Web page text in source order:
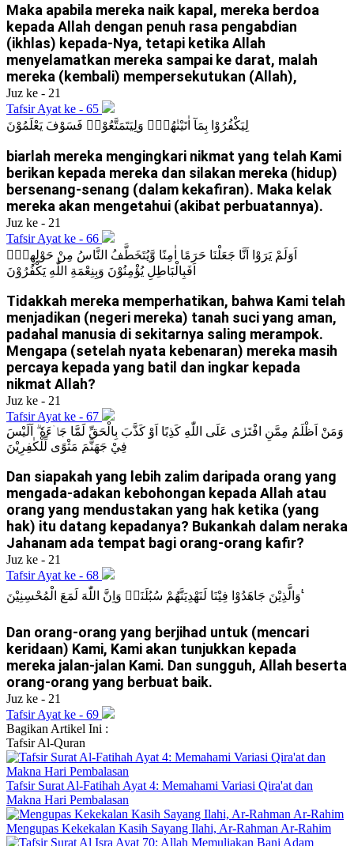
Maka apabila mereka naik kapal, mereka berdoa
kepada Allah dengan penuh rasa pengabdian
(ikhlas) kepada-Nya, tetapi ketika Allah
menyelamatkan mereka sampai ke darat, malah
mereka (kembali) mempersekutukan (Allah),
Juz ke - 21
Tafsir Ayat ke - 65
لِيَكْفُرُوْا بِمَآ اٰتَيْنٰهُمْۙ وَلِيَتَمَتَّعُوْاۗ فَسَوْفَ يَعْلَمُوْنَ
biarlah mereka mengingkari nikmat yang telah Kami
berikan kepada mereka dan silakan mereka (hidup)
bersenang-senang (dalam kekafiran). Maka kelak
mereka akan mengetahui (akibat perbuatannya).
Juz ke - 21
Tafsir Ayat ke - 66
اَوَلَمْ يَرَوْا اَنَّا جَعَلْنَا حَرَمًا اٰمِنًا وَّيُتَخَطَّفُ النَّاسُ مِنْ حَوْلِهِمْۗ
اَفَبِالْبَاطِلِ يُؤْمِنُوْنَ وَبِنِعْمَةِ اللّٰهِ يَكْفُرُوْنَ
Tidakkah mereka memperhatikan, bahwa Kami telah
menjadikan (negeri mereka) tanah suci yang aman,
padahal manusia di sekitarnya saling merampok.
Mengapa (setelah nyata kebenaran) mereka masih
percaya kepada yang batil dan ingkar kepada
nikmat Allah?
Juz ke - 21
Tafsir Ayat ke - 67
وَمَنْ اَظْلَمُ مِمَّنِ افْتَرٰى عَلَى اللّٰهِ كَذِبًا اَوْ كَذَّبَ بِالْحَقِّ لَمَّا جَاۤءَهٗ ۗ اَلَيْسَ
فِيْ جَهَنَّمَ مَثْوًى لِّلْكٰفِرِيْنَ
Dan siapakah yang lebih zalim daripada orang yang
mengada-adakan kebohongan kepada Allah atau
orang yang mendustakan yang hak ketika (yang
hak) itu datang kepadanya? Bukankah dalam neraka
Jahanam ada tempat bagi orang-orang kafir?
Juz ke - 21
Tafsir Ayat ke - 68
وَالَّذِيْنَ جَاهَدُوْا فِيْنَا لَنَهْدِيَنَّهُمْ سُبُلَنَاۗ وَاِنَّ اللّٰهَ لَمَعَ الْمُحْسِنِيْنَ ࣖ
Dan orang-orang yang berjihad untuk (mencari
keridaan) Kami, Kami akan tunjukkan kepada
mereka jalan-jalan Kami. Dan sungguh, Allah beserta
orang-orang yang berbuat baik.
Juz ke - 21
Tafsir Ayat ke - 69
Bagikan Artikel Ini :
TafsirAl-Quran
Tafsir Surat Al-Fatihah Ayat 4: Memahami Variasi Qira'at dan
Makna Hari Pembalasan
Mengupas Kekekalan Kasih Sayang Ilahi, Ar-Rahman Ar-Rahim